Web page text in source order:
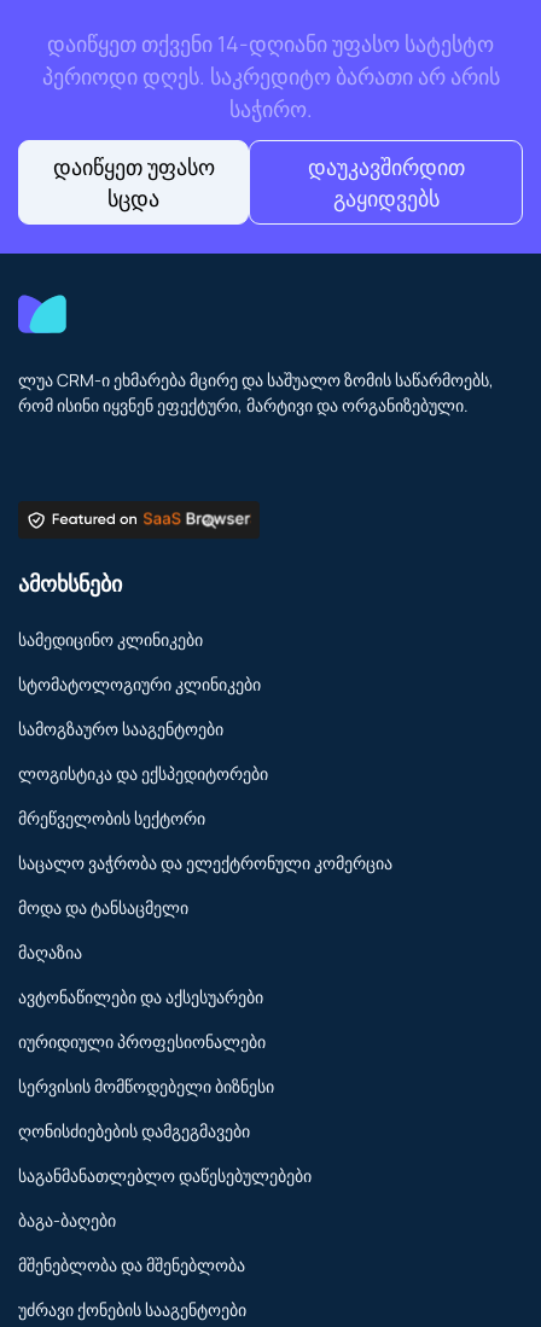
დაიწყეთ თქვენი 14-დღიანი უფასო სატესტო
პერიოდი დღეს. საკრედიტო ბარათი არ არის
საჭირო.
დაიწყეთ უფასო
სცდა
დაუკავშირდით
გაყიდვებს
ლუა CRM-ი ეხმარება მცირე და საშუალო ზომის საწარმოებს,
რომ ისინი იყვნენ ეფექტური, მარტივი და ორგანიზებული.
ამოხსნები
სამედიცინო კლინიკები
სტომატოლოგიური კლინიკები
სამოგზაურო სააგენტოები
ლოგისტიკა და ექსპედიტორები
მრეწველობის სექტორი
საცალო ვაჭრობა და ელექტრონული კომერცია
მოდა და ტანსაცმელი
მაღაზია
ავტონაწილები და აქსესუარები
იურიდიული პროფესიონალები
სერვისის მომწოდებელი ბიზნესი
ღონისძიებების დამგეგმავები
საგანმანათლებლო დაწესებულებები
ბაგა-ბაღები
მშენებლობა და მშენებლობა
უძრავი ქონების სააგენტოები